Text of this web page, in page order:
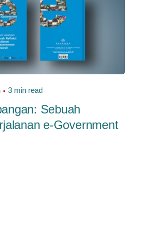
3 min read
Sebuah
e-Government